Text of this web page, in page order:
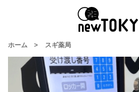
ホーム > スギ薬局